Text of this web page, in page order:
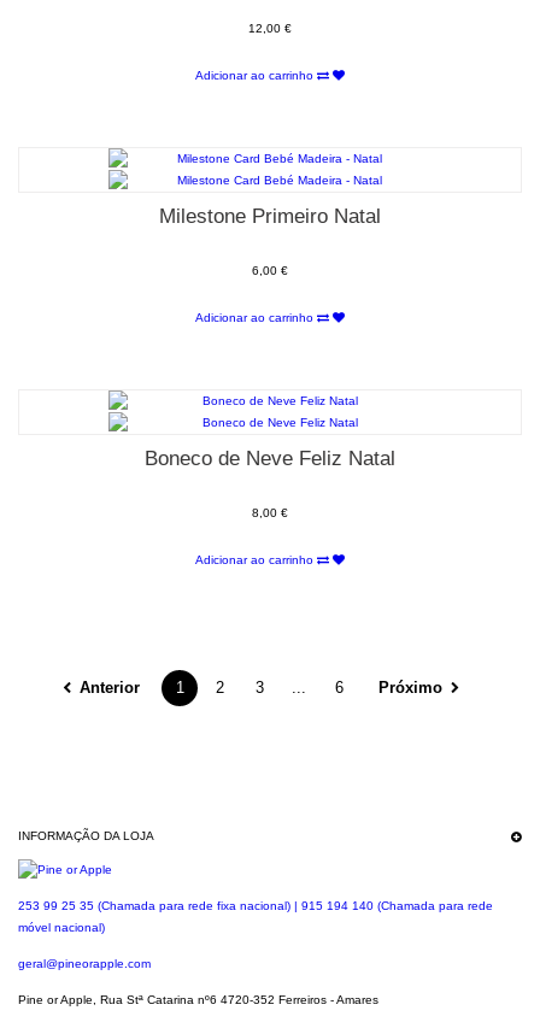
12,00 €
Adicionar ao carrinho
Milestone Primeiro Natal
6,00 €
Adicionar ao carrinho
Boneco de Neve Feliz Natal
8,00 €
Adicionar ao carrinho
Anterior 1 2 3 ... 6 Próximo
INFORMAÇÃO DA LOJA
253 99 25 35 (Chamada para rede fixa nacional) | 915 194 140 (Chamada para rede
móvel nacional)
geral@pineorapple.com
Pine or Apple, Rua Stª Catarina nº6 4720-352 Ferreiros - Amares